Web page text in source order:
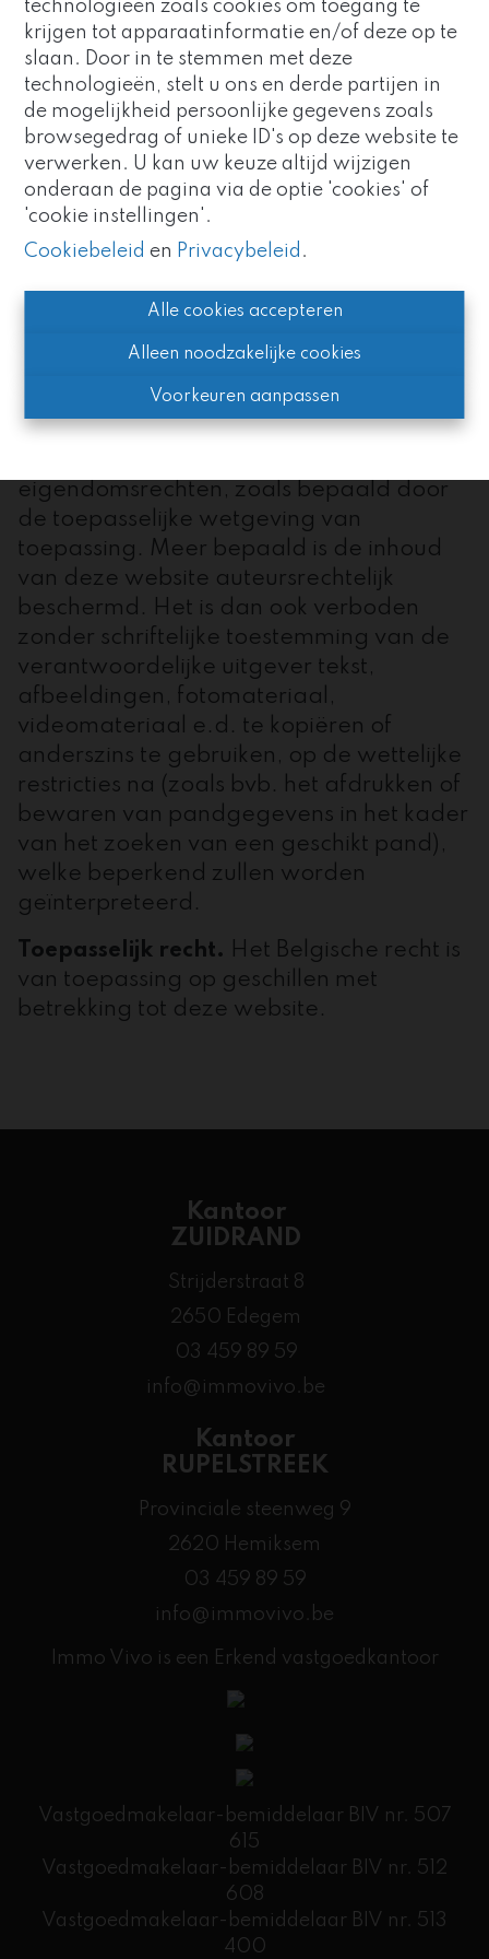
technologieën zoals cookies om toegang te
krijgen tot apparaatinformatie en/of deze op te
slaan. Door in te stemmen met deze
technologieën, stelt u ons en derde partijen in
de mogelijkheid persoonlijke gegevens zoals
browsegedrag of unieke ID's op deze website te
verwerken. U kan uw keuze altijd wijzigen
onderaan de pagina via de optie 'cookies' of
'cookie instellingen'.
Cookiebeleid en Privacybeleid .
Alle cookies accepteren
Alleen noodzakelijke cookies
Voorkeuren aanpassen
beslissing die u (gedeeltelijk) mocht
baseren op dergelijke informatie.
Deze website kan links bevatten die
verwijzen naar andere websites. De
inhoud van deze gelinkte pagina’s kan
zowel commercieel als informatief zijn en
valt volledig buiten onze
verantwoordelijkheid. Wij hebben
evenmin invloed op sociale-
mediaplatforms en andere diensten van
derden, die worden gebruikt op onze
website en we zijn er dan ook niet
verantwoordelijk voor.
Intellectuele eigendom.Op de inhoud
eigendomsrechten, zoals bepaald door
de toepasselijke wetgeving van
toepassing. Meer bepaald is de inhoud
van deze website auteursrechtelijk
beschermd. Het is dan ook verboden
zonder schriftelijke toestemming van de
verantwoordelijke uitgever tekst,
afbeeldingen, fotomateriaal,
videomateriaal e.d. te kopiëren of
anderszins te gebruiken, op de wettelijke
restricties na (zoals bvb. het afdrukken of
bewaren van pandgegevens in het kader
van het zoeken van een geschikt pand),
welke beperkend zullen worden
geïnterpreteerd.
Toepasselijk recht. Het Belgische recht is
van toepassing op geschillen met
betrekking tot deze website.
Kantoor
ZUIDRAND
Strijderstraat 8
2650 Edegem
03 459 89 59
info@immovivo.be
Kantoor
RUPELSTREEK
Provinciale steenweg 9
2620 Hemiksem
03 459 89 59
info@immovivo.be
Immo Vivo is een Erkend vastgoedkantoor
Vastgoedmakelaar-bemiddelaar BIV nr. 507
615
Vastgoedmakelaar-bemiddelaar BIV nr. 512
608
​Vastgoedmakelaar-bemiddelaar BIV nr. 513
400
Goed nieuws!
Immo Vivo maakt nu deel uit
van deAltro Vastgoedgroep.
Zo blijven we uw vertrouwde
partner, met nog meer